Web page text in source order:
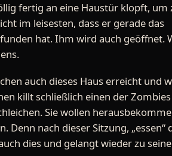
fertig an eine Haustür klopft, um
im leisesten, dass er gerade das
hat. Ihm wird auch geöffnet.
auch dieses Haus erreicht
killt schließlich einen der
Sie wollen
Denn nach dieser Sitzung,
dies und gelangt wieder zu